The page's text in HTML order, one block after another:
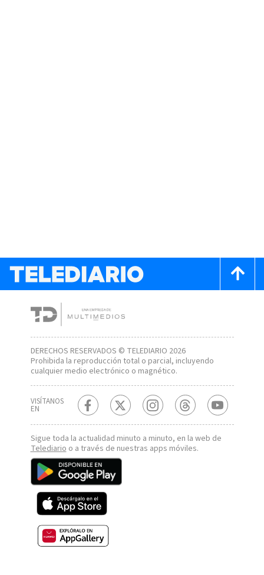
DERECHOS RESERVADOS © TELEDIARIO 2026
Prohibida la reproducción total o parcial, incluyendo
cualquier medio electrónico o magnético.
VISÍTANOS
EN
Sigue toda la actualidad minuto a minuto, en la web de
Telediarioo a través de nuestras apps móviles.